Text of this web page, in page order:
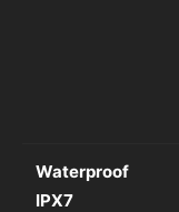
Waterproof
IPX7